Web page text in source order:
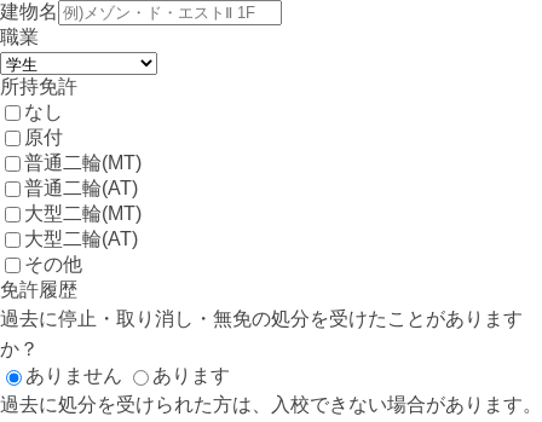
建物名
職業
所持免許
なし
原付
普通二輪(MT)
普通二輪(AT)
大型二輪(MT)
大型二輪(AT)
その他
免許履歴
過去に停止・取り消し・無免の処分を受けたことがあります
か？
ありません
あります
過去に処分を受けられた方は、入校できない場合があります。